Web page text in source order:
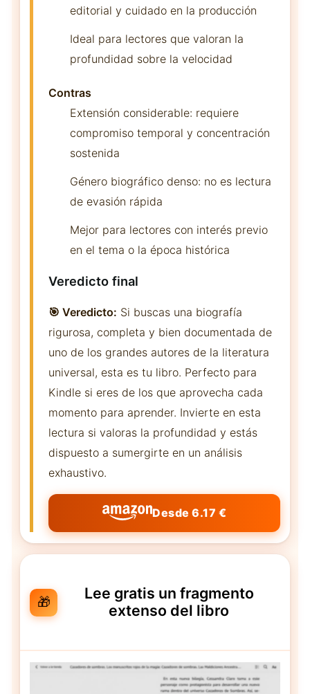
editorial y cuidado en la producción
Ideal para lectores que valoran la
profundidad sobre la velocidad
Contras
Extensión considerable: requiere
compromiso temporal y concentración
sostenida
Género biográfico denso: no es lectura
de evasión rápida
Mejor para lectores con interés previo
en el tema o la época histórica
Veredicto final
🎯 Veredicto: Si buscas una biografía
rigurosa, completa y bien documentada de
uno de los grandes autores de la literatura
universal, esta es tu libro. Perfecto para
Kindle si eres de los que aprovecha cada
momento para aprender. Invierte en esta
lectura si valoras la profundidad y estás
dispuesto a sumergirte en un análisis
exhaustivo.
Desde 6.17 €
🎁
Lee gratis un fragmento
extenso del libro